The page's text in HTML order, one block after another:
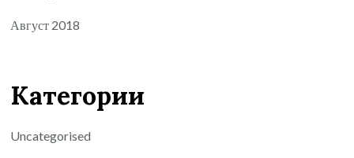
Август 2018
Категории
Uncategorised